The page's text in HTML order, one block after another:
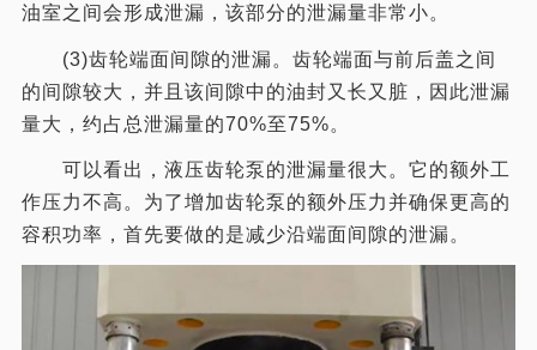
油室之间会形成泄漏，该部分的泄漏量非常小。
(3)齿轮端面间隙的泄漏。齿轮端面与前后盖之间
的间隙较大，并且该间隙中的油封又长又脏，因此泄漏
量大，约占总泄漏量的70%至75%。
可以看出，液压齿轮泵的泄漏量很大。它的额外工
作压力不高。为了增加齿轮泵的额外压力并确保更高的
容积功率，首先要做的是减少沿端面间隙的泄漏。